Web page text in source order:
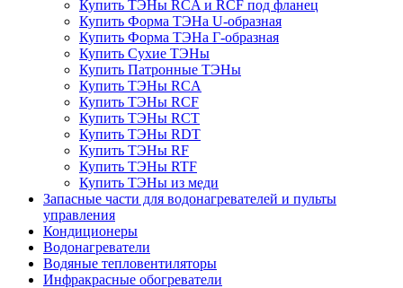
Купить ТЭНы RCA и RCF под фланец
Купить Форма ТЭНа U-образная
Купить Форма ТЭНа Г-образная
Купить Сухие ТЭНы
Купить Патронные ТЭНы
Купить ТЭНы RCA
Купить ТЭНы RCF
Купить ТЭНы RCT
Купить ТЭНы RDT
Купить ТЭНы RF
Купить ТЭНы RTF
Купить ТЭНы из меди
Запасные части для водонагревателей и пульты
управления
Кондиционеры
Водонагреватели
Водяные тепловентиляторы
Инфракрасные обогреватели